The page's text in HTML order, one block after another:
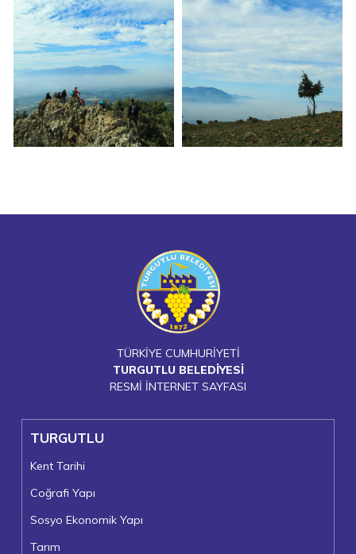
TÜRKİYE CUMHURİYETİ
TURGUTLU BELEDİYESİ
RESMİ İNTERNET SAYFASI
TURGUTLU
Kent Tarihi
Coğrafi Yapı
Sosyo Ekonomik Yapı
Tarım